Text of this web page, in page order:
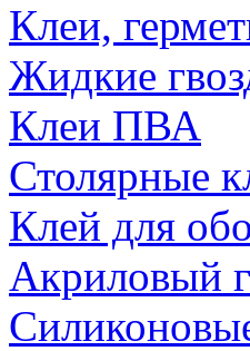
Клеи,
Жидкие
Клеи ПВА
Столярные
Клей для
Акриловый